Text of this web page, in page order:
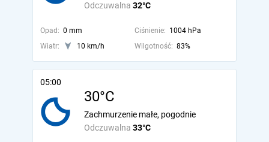
Odczuwalna 32°C
Opad: 0 mm Ciśnienie: 1004 hPa
Wiatr:
10 km/h Wilgotność: 83%
05:00
30°C
Odczuwalna 33°C
Zachmurzenie małe, pogodnie